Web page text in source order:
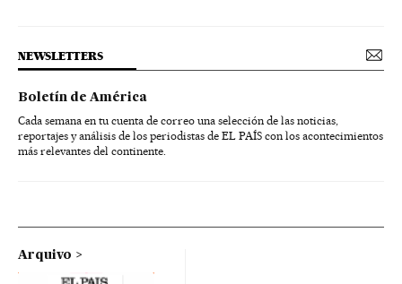
NEWSLETTERS
Boletín de América
Cada semana en tu cuenta de correo una selección de las noticias,
reportajes y análisis de los periodistas de EL PAÍS con los acontecimientos
más relevantes del continente.
Arquivo